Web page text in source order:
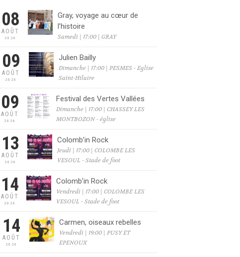
08
AOÛT
2026
Gray, voyage au cœur de
l’histoire
Samedi | 17:00 | GRAY
09
AOÛT
2026
Julien Bailly
Dimanche | 17:00 | PESMES - Eglise
Saint-Hilaire
09
AOÛT
2026
Festival des Vertes Vallées
Dimanche | 17:00 | CHASSEY LES
MONTBOZON - église
13
AOÛT
2026
Colomb’in Rock
Jeudi | 17:00 | COLOMBE LES
VESOUL - Stade de foot
14
AOÛT
2026
Colomb’in Rock
Vendredi | 17:00 | COLOMBE LES
VESOUL - Stade de foot
14
AOÛT
2026
Carmen, oiseaux rebelles
Vendredi | 19:00 | PUSY ET
EPENOUX